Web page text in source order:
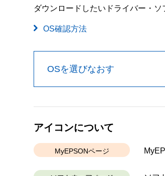
ダウンロードしたいドライバー・
OS確認方法
OSを選びなおす
アイコンについて
MyEPSONページ